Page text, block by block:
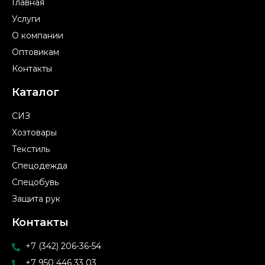
Главная
Услуги
О компании
Оптовикам
Контакты
Каталог
СИЗ
Хозтовары
Текстиль
Спецодежда
Спецобувь
Защита рук
Контакты
+7 (342) 206-36-54
+7 950 446 33 03